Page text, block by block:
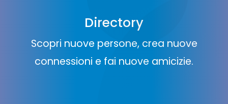
Directory
Scopri nuove persone, crea nuove
connessioni e fai nuove amicizie.